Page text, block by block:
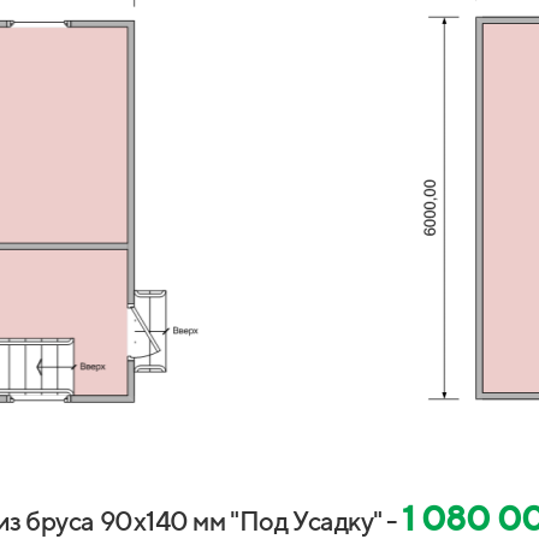
бруса 90х140 мм "Под Усадку" -1 080